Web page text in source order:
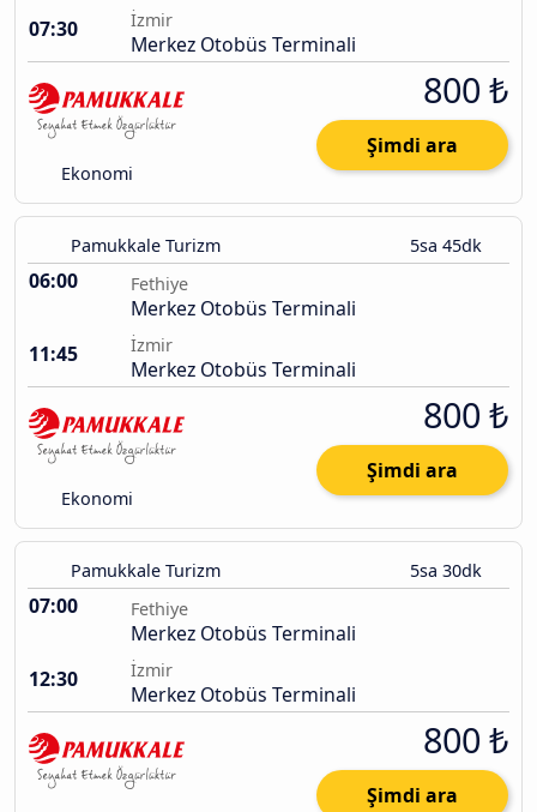
07:30
İzmir
Merkez Otobüs Terminali
Ekonomi
800 ₺
Şimdi ara
Pamukkale Turizm 5sa 45dk
06:00 Fethiye
Merkez Otobüs Terminali
11:45
İzmir
Merkez Otobüs Terminali
Ekonomi
800 ₺
Şimdi ara
Pamukkale Turizm 5sa 30dk
07:00 Fethiye
Merkez Otobüs Terminali
12:30
İzmir
Merkez Otobüs Terminali
800 ₺
Şimdi ara